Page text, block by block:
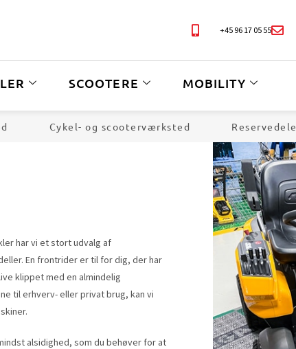
+45 96 17 05 55
SCOOTERE
MOBILITY
Cykel- og scooterværksted Reservedele
har vi et stort udvalg af
En frontrider er til for dig, der har
klippet med en almindelig
til erhverv- eller privat brug, kan vi
alsidighed, som du behøver for at